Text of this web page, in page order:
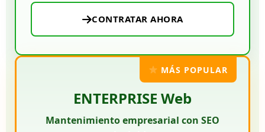
CONTRATAR AHORA
MÁS POPULAR
ENTERPRISE Web
Mantenimiento empresarial con SEO